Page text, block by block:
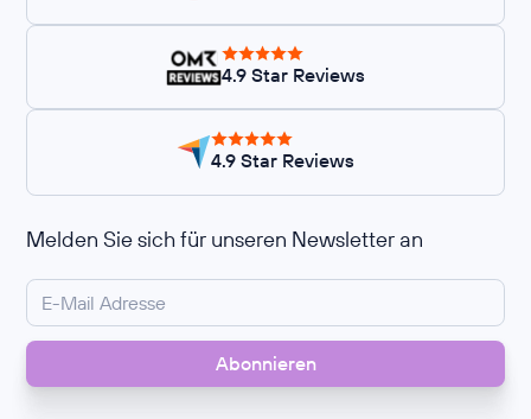
4.9 Star Reviews
4.9 Star Reviews
Melden Sie sich für unseren Newsletter an